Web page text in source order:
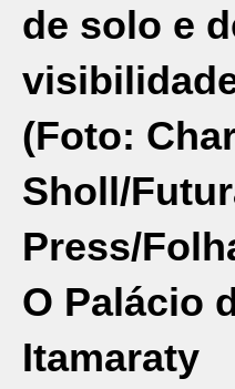
de solo e
(Foto:
Sholl/
Press/
O Palácio
Itamaraty